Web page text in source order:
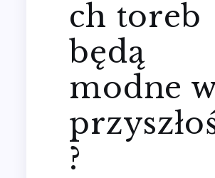
ch toreb
będą
modne
?